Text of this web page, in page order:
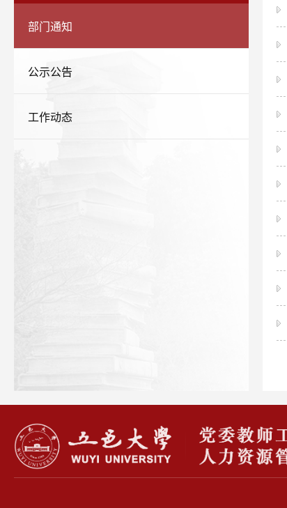
部门通知
公示公告
工作动态